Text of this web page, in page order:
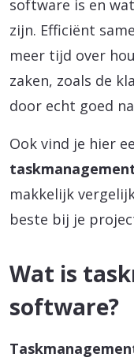
software is en
zijn. Efficiënt
meer tijd over
zaken, zoals de
door echt goed
Ook vind je hier
makkelijk
beste bij je
Wat is
software?